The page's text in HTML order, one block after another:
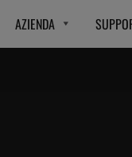
AZIENDA